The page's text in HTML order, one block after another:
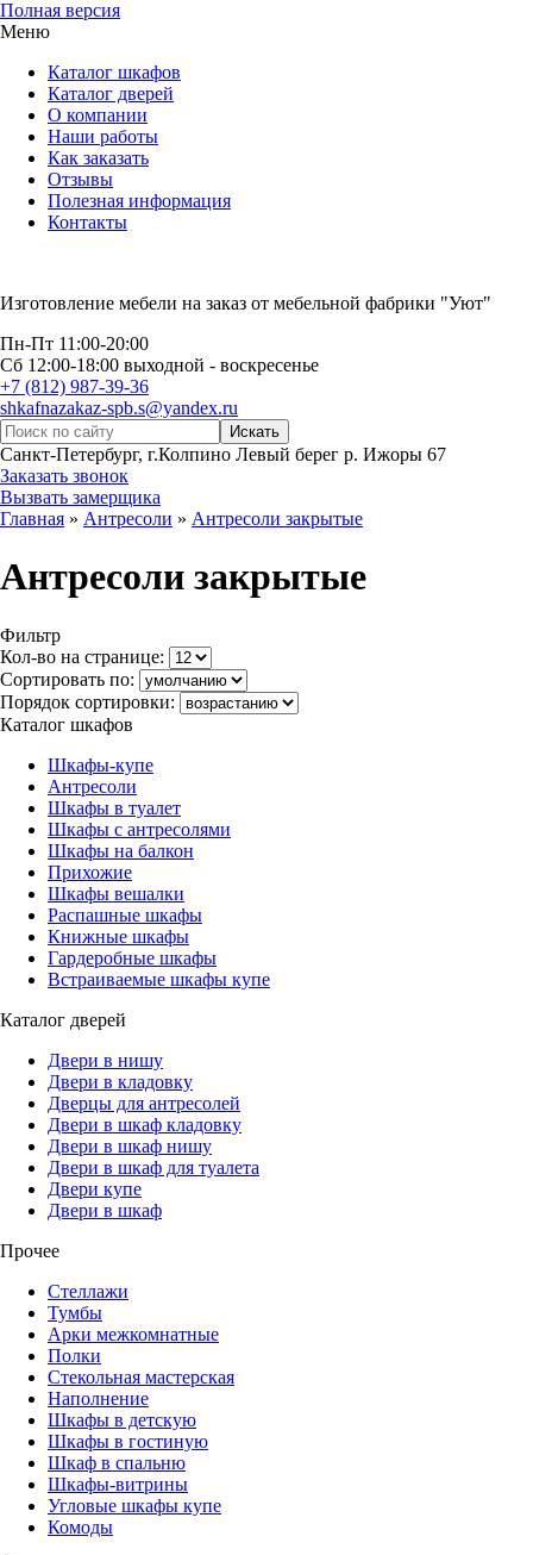
Полная версия
Меню
Каталог шкафов
Каталог дверей
О компании
Наши работы
Как заказать
Отзывы
Полезная информация
Контакты
Изготовление мебели на заказ от мебельной фабрики "Уют"
Пн-Пт 11:00-20:00
Сб 12:00-18:00 выходной - воскресенье
+7 (812) 987-39-36
shkafnazakaz-spb.s@yandex.ru
Санкт-Петербург, г.Колпино Левый берег р. Ижоры 67
Заказать звонок
Вызвать замерщика
Главная » Антресоли » Антресоли закрытые
Антресоли закрытые
Фильтр
Кол-во на странице:
Сортировать по:
Порядок сортировки:
Каталог шкафов
Шкафы-купе
Антресоли
Шкафы в туалет
Шкафы с антресолями
Шкафы на балкон
Прихожие
Шкафы вешалки
Распашные шкафы
Книжные шкафы
Гардеробные шкафы
Встраиваемые шкафы купе
Каталог дверей
Двери в нишу
Двери в кладовку
Дверцы для антресолей
Двери в шкаф кладовку
Двери в шкаф нишу
Двери в шкаф для туалета
Двери купе
Двери в шкаф
Прочее
Стеллажи
Тумбы
Арки межкомнатные
Полки
Стекольная мастерская
Наполнение
Шкафы в детскую
Шкафы в гостиную
Шкаф в спальню
Шкафы-витрины
Угловые шкафы купе
Комоды